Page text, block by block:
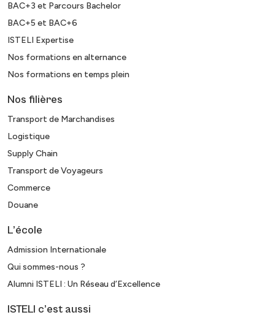
BAC+3 et Parcours Bachelor
BAC+5 et BAC+6
ISTELI Expertise
Nos formations en alternance
Nos formations en temps plein
Nos filières
Transport de Marchandises
Logistique
Supply Chain
Transport de Voyageurs
Commerce
Douane
L’école
Admission Internationale
Qui sommes-nous ?
Alumni ISTELI : Un Réseau d’Excellence
ISTELI c’est aussi